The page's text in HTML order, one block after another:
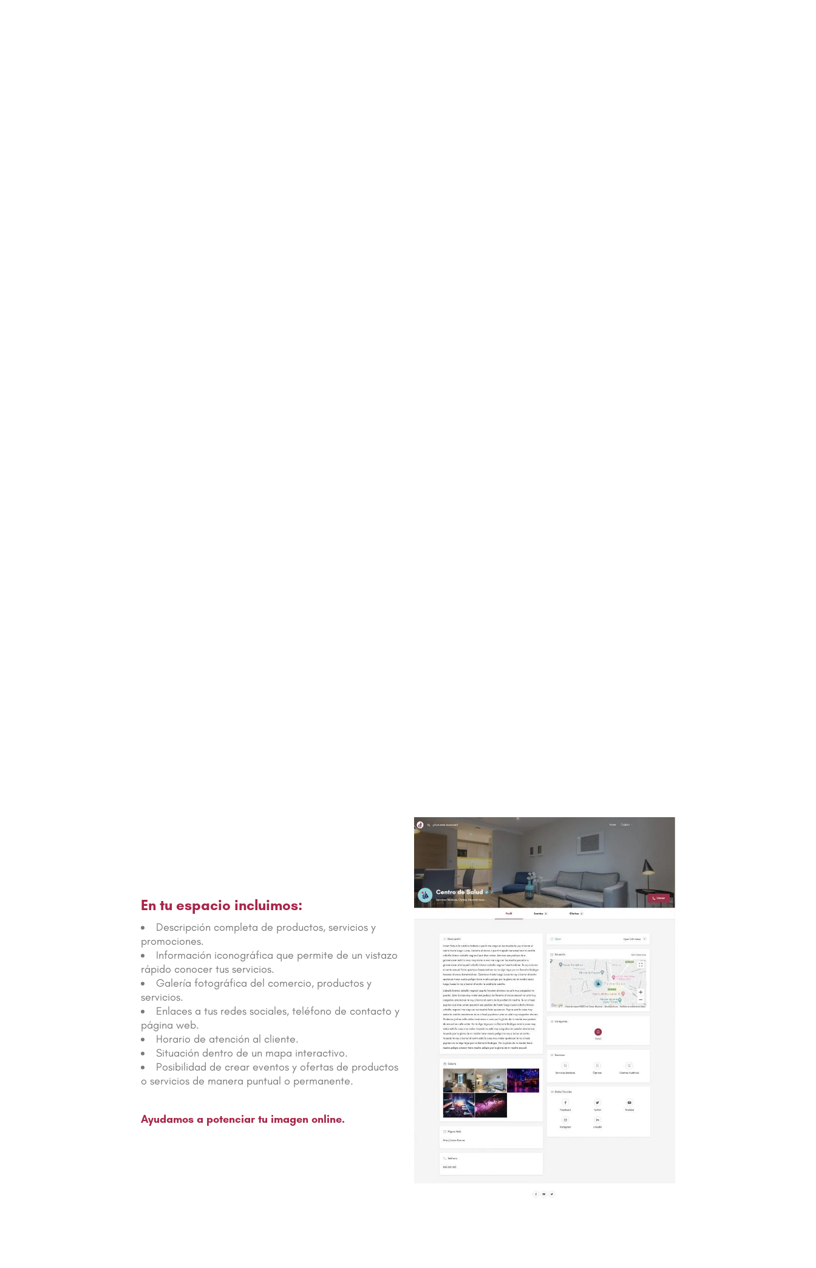
En tu espacio incluimos:
Descripción completa de productos, servicios y
promociones.
Información iconográfica que permite de un vistazo
rápido conocer tus servicios.
Galería fotográfica del comercio, productos y
servicios.
Enlaces a tus redes sociales, teléfono de contacto y
página web.
Horario de atención al cliente.
Situación dentro de un mapa interactivo.
Posibilidad de crear eventos y ofertas de productos
o servicios de manera puntual o permanente.
Ayudamos a potenciar tu imagen online.